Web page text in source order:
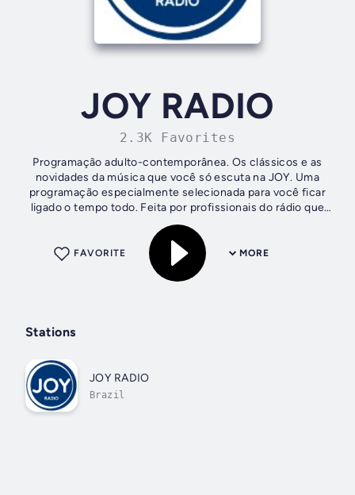
JOY RADIO
2.3K Favorites
Programação adulto-contemporânea. Os clássicos e as
novidades da música que você só escuta na JOY. Uma
programação especialmente selecionada para você ficar
ligado o tempo todo. Feita por profissionais do rádio que
tem paixão por música de qualidade....
MORE
FAVORITE
Stations
JOY RADIO
Brazil